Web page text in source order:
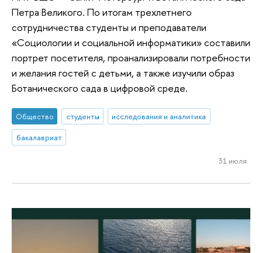
Петра Великого. По итогам трехлетнего
сотрудничества студенты и преподаватели
«Социологии и социальной информатики» составили
портрет посетителя, проанализировали потребности
и желания гостей с детьми, а также изучили образ
Ботанического сада в цифровой среде.
Общество студенты
исследования и аналитика
бакалавриат
31 июля